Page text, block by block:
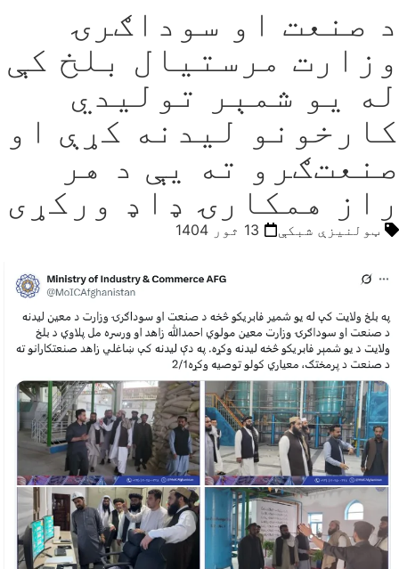
د صنعت او سوداګرۍ
وزارت مرستیال بلخ کې
له یو شمېر تولیدي
کارخونو لیدنه کړې او
صنعت‌ګرو ته یې د هر
راز همکارۍ ډاډ ورکړی
ټولنیزې شبکې 13 ثور 1404